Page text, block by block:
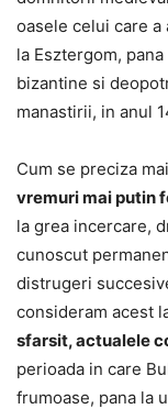
oasele celui care a
la Esztergom,
bizantine si
manastirii, in anul
Cum se preciza
vremuri mai putin
la grea incercare,
cunoscut
distrugeri
consideram acest
sfarsit, actualele
perioada in care
frumoase, pana la